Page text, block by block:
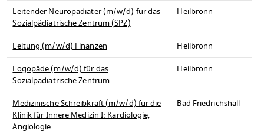
Leitender Neuropädiater (m/w/d) für das
Sozialpädiatrische Zentrum (SPZ)
Heilbronn
Leitung (m/w/d) Finanzen
Heilbronn
Logopäde (m/w/d) für das
Sozialpädiatrische Zentrum
Heilbronn
Medizinische Schreibkraft (m/w/d) für die
Klinik für Innere Medizin I: Kardiologie,
Angiologie
Bad Friedrichshall